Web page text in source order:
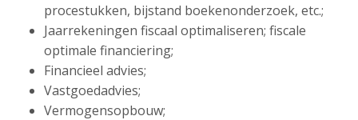
procestukken, bijstand boekenonderzoek, etc.;
Jaarrekeningen fiscaal optimaliseren; fiscale
optimale financiering;
Financieel advies;
Vastgoedadvies;
Vermogensopbouw;